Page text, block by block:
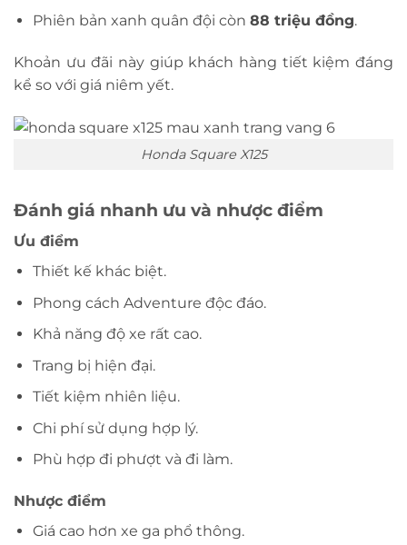
Phiên bản xanh quân đội còn 88 triệu đồng.
Khoản ưu đãi này giúp khách hàng tiết kiệm đáng
kể so với giá niêm yết.
Honda Square X125
Đánh giá nhanh ưu và nhược điểm
Ưu điểm
Thiết kế khác biệt.
Phong cách Adventure độc đáo.
Khả năng độ xe rất cao.
Trang bị hiện đại.
Tiết kiệm nhiên liệu.
Chi phí sử dụng hợp lý.
Phù hợp đi phượt và đi làm.
Nhược điểm
Giá cao hơn xe ga phổ thông.